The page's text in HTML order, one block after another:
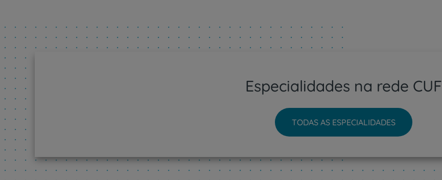
Especialidades na rede CUF
TODAS AS ESPECIALIDADES